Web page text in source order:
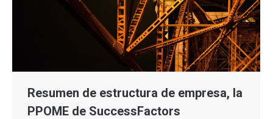
Resumen de estructura de empresa, la
PPOME de SuccessFactors